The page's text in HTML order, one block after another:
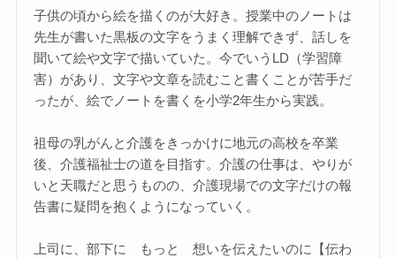
子供の頃から絵を描くのが大好き。授業中のノートは
先生が書いた黒板の文字をうまく理解できず、話しを
聞いて絵や文字で描いていた。今でいうLD（学習障
害）があり、文字や文章を読むこと書くことが苦手だ
ったが、絵でノートを書くを小学2年生から実践。
祖母の乳がんと介護をきっかけに地元の高校を卒業
後、介護福祉士の道を目指す。介護の仕事は、やりが
いと天職だと思うものの、介護現場での文字だけの報
告書に疑問を抱くようになっていく。
上司に、部下に もっと 想いを伝えたいのに【伝わ